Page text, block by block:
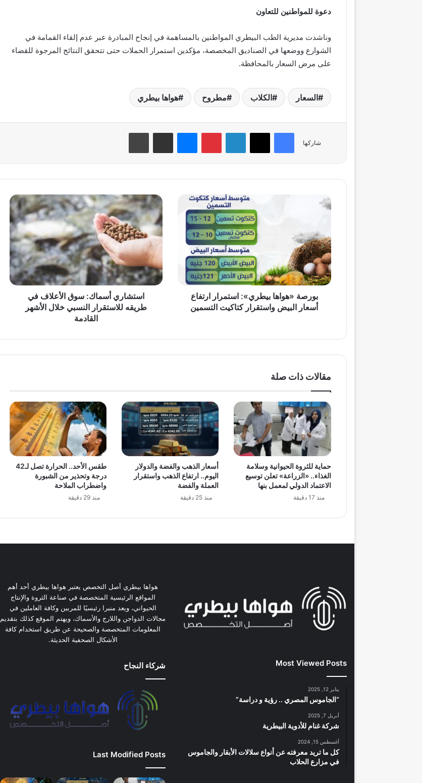
دعوة للمواطنين للتعاون
وناشدت مديرية الطب البيطري المواطنين بالمساهمة في إنجاح المبادرة عبر عدم إلقاء القمامة في
الشوارع ووضعها في الصناديق المخصصة، مؤكدين استمرار الحملات حتى تتحقق النتائج المرجوة للقضاء
على مرض السعار بالمحافظة.
السعار الكلاب مطروح هواها بيطري
شاركها
فيسبوك ‫X لينكدإن بينتيريستماسنجر مشاركة عبر البريد طباعة
بورصة
«هواها
استمرار
ارتفاع
أسعار
البيض
واستقرار
كتاكيت
التسمينبورصة «هواها بيطري»: استمرار ارتفاع
أسعار البيض واستقرار كتاكيت التسمين
استشاري
أسماك:
سوق
الأعلاف
طريقه
للاستقرار
النسبي
خلال
القادمة
استشاري أسماك: سوق الأعلاف في
طريقه للاستقرار النسبي خلال الأشهر
القادمة
مقالات ذات صلة
حماية للثروة الحيوانية وسلامة
الغذاء.. «الزراعة» تعلن توسيع
الاعتماد الدولي لمعمل بنها
منذ 17 دقيقة
أسعار الذهب والفضة والدولار
اليوم.. ارتفاع الذهب واستقرار
العملة والفضة
منذ 25 دقيقة
طقس الأحد.. الحرارة تصل لـ42
درجة وتحذير من الشبورة
واضطراب الملاحة
منذ 29 دقيقة
Most Viewed Posts
يناير 12, 2025
“الجاموس المصري .. رؤية و دراسة”
أبريل 7, 2025
شركة غنام للأدوية البيطرية
أغسطس 15, 2024
كل ما تريد معرفته عن أنواع سلالات الأبقار والجاموس
في مزارع الحلاب
هواها بيطري أصل التخصص يعتبر هواها بيطري أحد أهم
المواقع الرئيسية المتخصصة في صناعة الثروة والإنتاج
الحيواني، ويعد منبرا رئيسيًا للمربين وكافة العاملين في
مجالات الدواجن واللارج والأسماك، ويهتم الموقع كذلك بتقديم
المعلومات المتخصصة والصحيحة عن طريق استخدام كافة
الأشكال الصحفية الحديثة.
شركاء النجاح
Last Modified Posts